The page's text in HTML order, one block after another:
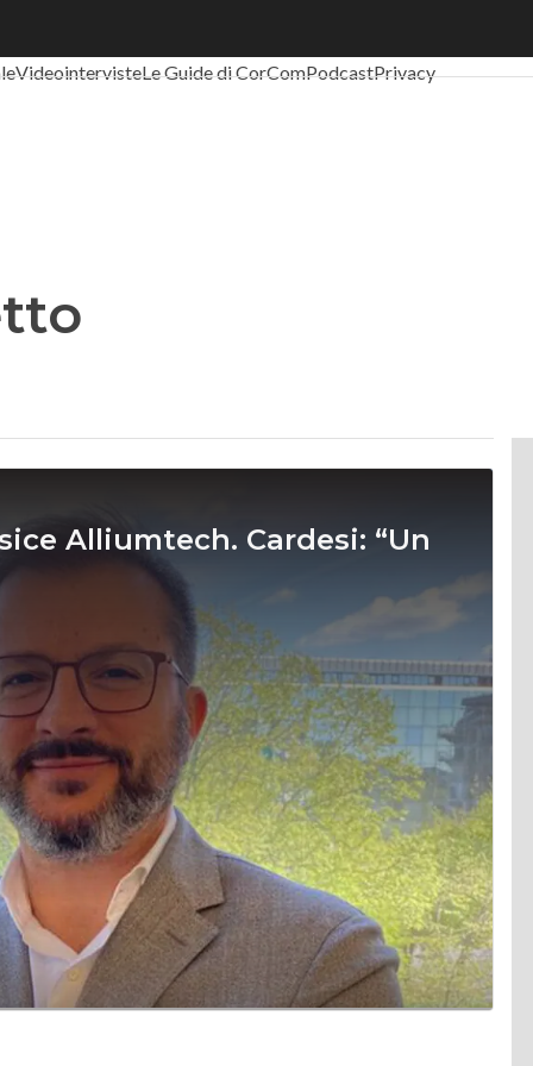
VideointervisteLe Guide di CorComPodcastPrivacy
Alliumtech. Cardesi: “Un